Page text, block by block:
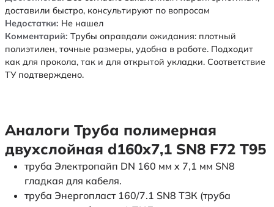
доставили быстро, консультируют по вопросам
Недостатки: Не нашел
Комментарий: Трубы оправдали ожидания: плотный
полиэтилен, точные размеры, удобна в работе. Подходит
как для прокола, так и для открытой укладки. Соответствие
ТУ подтверждено.
Аналоги Труба полимерная
двухслойная d160х7,1 SN8 F72 Т95
труба Электропайп DN 160 мм x 7,1 мм SN8
гладкая для кабеля.
труба Энергопласт 160/7.1 SN8 ТЗК (труба